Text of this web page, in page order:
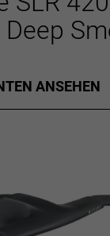
ANSEHEN